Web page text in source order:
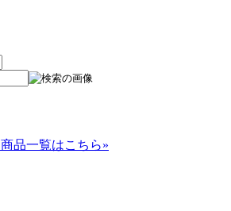
商品一覧はこちら»